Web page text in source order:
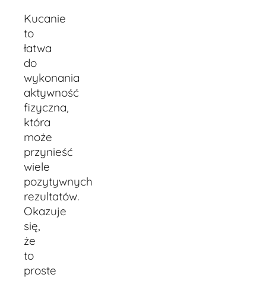
Kucanie
to
łatwa
do
wykonania
aktywność
fizyczna,
która
może
przynieść
wiele
pozytywnych
rezultatów.
Okazuje
się,
że
to
proste